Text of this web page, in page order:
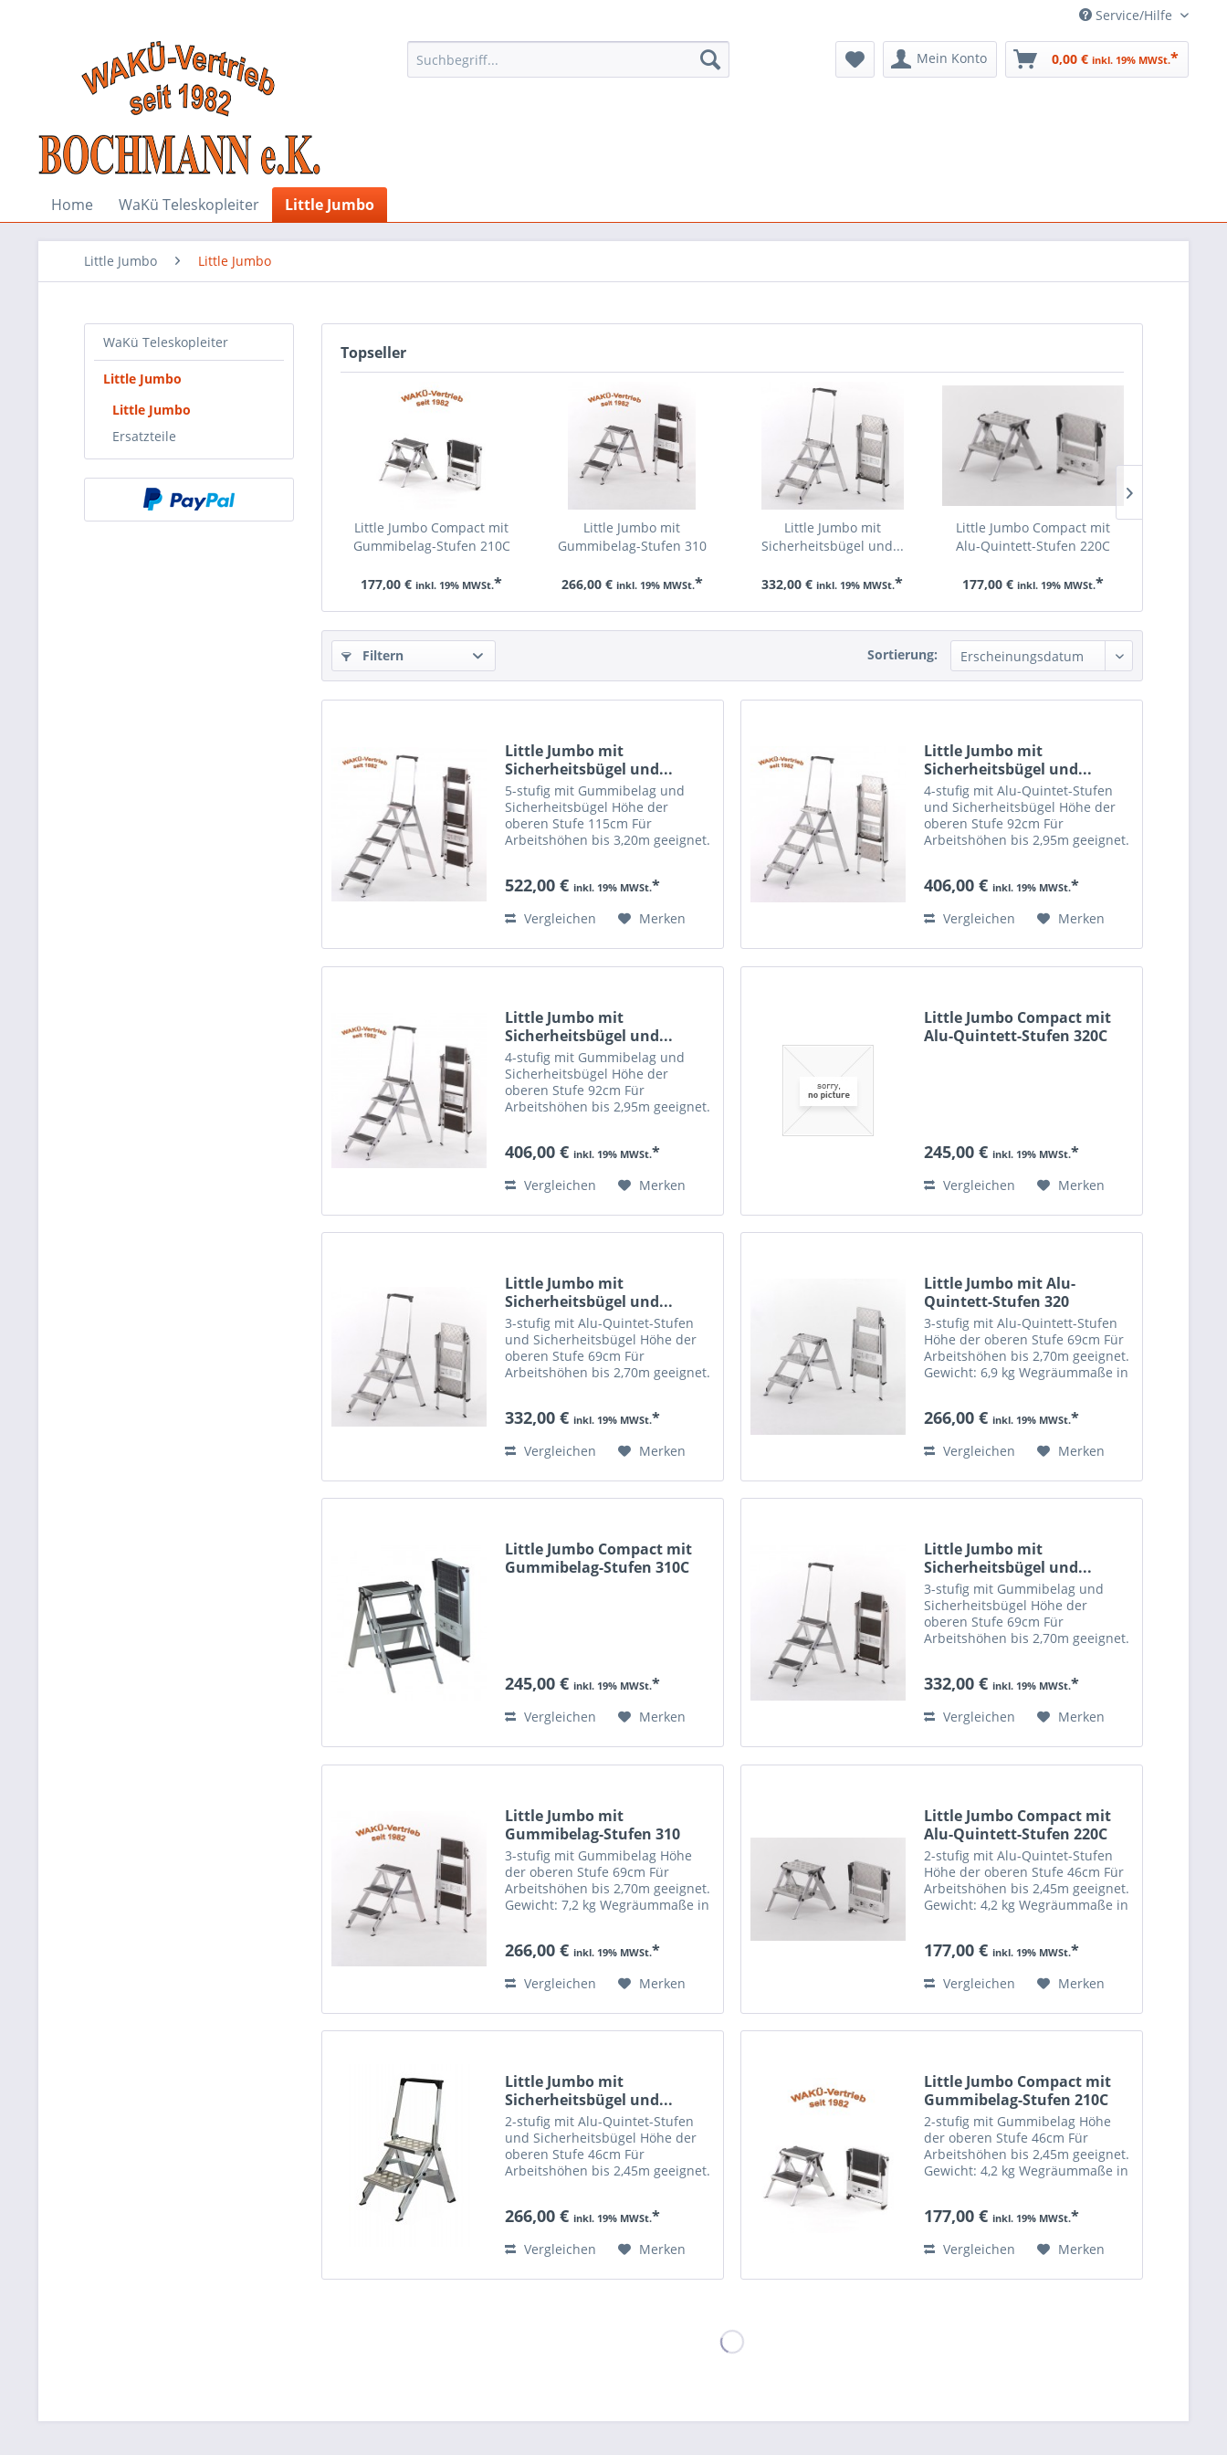
Service/Hilfe
Mein Konto 0,00 € inkl. 19% MWSt.*
Home WaKü Teleskopleiter Little Jumbo
Little Jumbo Little Jumbo
WaKü Teleskopleiter
Little Jumbo
Little Jumbo
Ersatzteile
Topseller
Little Jumbo Compact mit
Gummibelag-Stufen 210C
177,00 €inkl. 19% MWSt.*
Little Jumbo mit
Gummibelag-Stufen 310
266,00 € inkl. 19% MWSt.*
Little Jumbo mit
Sicherheitsbügel und...
332,00 €inkl. 19% MWSt.*
Little Jumbo Compact mit
Alu-Quintett-Stufen 220C
177,00 € inkl. 19% MWSt.*
Filtern Sortierung:
Little Jumbo mit
Sicherheitsbügel und...
5-stufig mit Gummibelag und
Sicherheitsbügel Höhe der
oberen Stufe 115cm Für
Arbeitshöhen bis 3,20m geeignet.
12cm Dicke bis 150kg belastbar
522,00 €inkl. 19% MWSt.*
Vergleichen Merken
Little Jumbo mit
Sicherheitsbügel und...
4-stufig mit Alu-Quintet-Stufen
und Sicherheitsbügel Höhe der
oberen Stufe 92cm Für
Arbeitshöhen bis 2,95m geeignet.
12cm Dicke bis 150kg belastbar
406,00 €inkl. 19% MWSt.*
Vergleichen Merken
Little Jumbo mit
Sicherheitsbügel und...
4-stufig mit Gummibelag und
Sicherheitsbügel Höhe der
oberen Stufe 92cm Für
Arbeitshöhen bis 2,95m geeignet.
12cm Dicke bis 150kg belastbar
406,00 €inkl. 19% MWSt.*
Vergleichen Merken
Little Jumbo Compact mit
Alu-Quintett-Stufen 320C
245,00 €inkl. 19% MWSt.*
Vergleichen Merken
Little Jumbo mit
Sicherheitsbügel und...
3-stufig mit Alu-Quintet-Stufen
und Sicherheitsbügel Höhe der
oberen Stufe 69cm Für
Arbeitshöhen bis 2,70m geeignet.
12cm Dicke bis 150kg belastbar
332,00 €inkl. 19% MWSt.*
Vergleichen Merken
Little Jumbo mit Alu-
Quintett-Stufen 320
3-stufig mit Alu-Quintett-Stufen
Höhe der oberen Stufe 69cm Für
Arbeitshöhen bis 2,70m geeignet.
Gewicht: 6,9 kg Wegräummaße in
266,00 €inkl. 19% MWSt.*
Vergleichen Merken
Little Jumbo Compact mit
Gummibelag-Stufen 310C
245,00 €inkl. 19% MWSt.*
Vergleichen Merken
Little Jumbo mit
Sicherheitsbügel und...
3-stufig mit Gummibelag und
Sicherheitsbügel Höhe der
oberen Stufe 69cm Für
Arbeitshöhen bis 2,70m geeignet.
12cm Dicke bis 150kg belastbar
332,00 €inkl. 19% MWSt.*
Vergleichen Merken
Little Jumbo mit
Gummibelag-Stufen 310
3-stufig mit Gummibelag Höhe
der oberen Stufe 69cm Für
Arbeitshöhen bis 2,70m geeignet.
Gewicht: 7,2 kg Wegräummaße in
266,00 €inkl. 19% MWSt.*
Vergleichen Merken
Little Jumbo Compact mit
Alu-Quintett-Stufen 220C
2-stufig mit Alu-Quintet-Stufen
Höhe der oberen Stufe 46cm Für
Arbeitshöhen bis 2,45m geeignet.
Gewicht: 4,2 kg Wegräummaße in
177,00 €inkl. 19% MWSt.*
Vergleichen Merken
Little Jumbo mit
Sicherheitsbügel und...
2-stufig mit Alu-Quintet-Stufen
und Sicherheitsbügel Höhe der
oberen Stufe 46cm Für
Arbeitshöhen bis 2,45m geeignet.
12cm Dicke bis 150kg belastbar
266,00 €inkl. 19% MWSt.*
Vergleichen Merken
Little Jumbo Compact mit
Gummibelag-Stufen 210C
2-stufig mit Gummibelag Höhe
der oberen Stufe 46cm Für
Arbeitshöhen bis 2,45m geeignet.
Gewicht: 4,2 kg Wegräummaße in
177,00 €inkl. 19% MWSt.*
Vergleichen Merken